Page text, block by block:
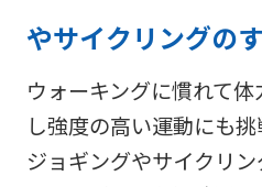
やサイクリングの
ウォーキングに慣れて
し強度の高い運動にも挑
ジョギングやサイクリ